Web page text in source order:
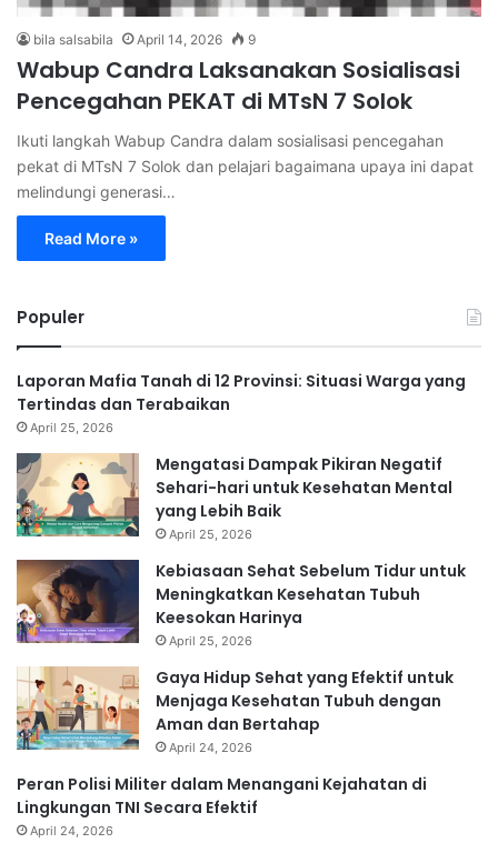
bila salsabila April 14, 2026 9
Wabup Candra Laksanakan Sosialisasi
Pencegahan PEKAT di MTsN 7 Solok
Ikuti langkah Wabup Candra dalam sosialisasi pencegahan
pekat di MTsN 7 Solok dan pelajari bagaimana upaya ini dapat
melindungi generasi…
Read More »
Populer
Laporan Mafia Tanah di 12 Provinsi: Situasi Warga yang
Tertindas dan Terabaikan
April 25, 2026
Mengatasi Dampak Pikiran Negatif
Sehari-hari untuk Kesehatan Mental
yang Lebih Baik
April 25, 2026
Kebiasaan Sehat Sebelum Tidur untuk
Meningkatkan Kesehatan Tubuh
Keesokan Harinya
April 25, 2026
Gaya Hidup Sehat yang Efektif untuk
Menjaga Kesehatan Tubuh dengan
Aman dan Bertahap
April 24, 2026
Peran Polisi Militer dalam Menangani Kejahatan di
Lingkungan TNI Secara Efektif
April 24, 2026